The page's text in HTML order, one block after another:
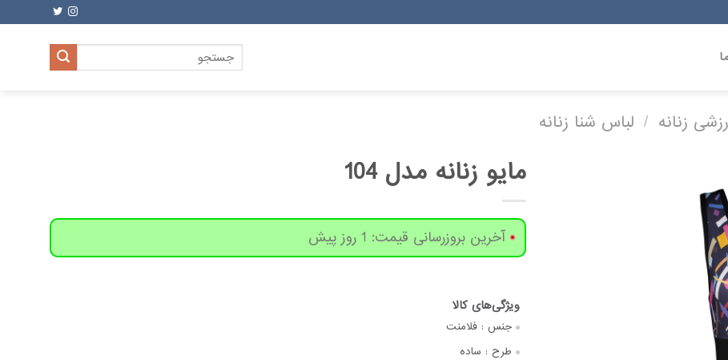
جستجو
برای:
زنانه / لباس شنا زنانه
مایو زنانه مدل 104
آخرین بروزرسانی قیمت: 1 روز پیش
جنس : فلامنت
طرح : ساده